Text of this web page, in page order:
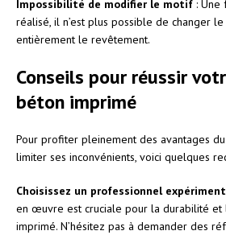
Impossibilité de modifier le motif : Une
réalisé, il n’est plus possible de changer
entièrement le revêtement.
Conseils pour réussir
béton imprimé
Pour profiter pleinement des avantages
limiter ses inconvénients, voici quelques
Choisissez un professionnel
en œuvre est cruciale pour la durabilité et
imprimé. N’hésitez pas à demander des